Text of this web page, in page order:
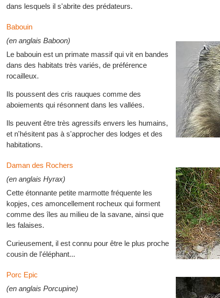
dans lesquels il s'abrite des prédateurs.
Babouin
(en anglais Baboon)
Le babouin est un primate massif qui vit en bandes
dans des habitats très variés, de préférence
rocailleux.
Ils poussent des cris rauques comme des
aboiements qui résonnent dans les vallées.
Ils peuvent être très agressifs envers les humains,
et n'hésitent pas à s'approcher des lodges et des
habitations.
Daman des Rochers
(en anglais Hyrax)
Cette étonnante petite marmotte fréquente les
kopjes, ces amoncellement rocheux qui forment
comme des îles au milieu de la savane, ainsi que
les falaises.
Curieusement, il est connu pour être le plus proche
cousin de l'éléphant...
Porc Epic
(en anglais Porcupine)